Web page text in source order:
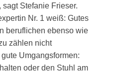
sagt Stefanie Frieser.
Nr. 1 weiß: Gutes
beruflichen ebenso wie
zählen nicht
Umgangsformen:
oder den Stuhl am